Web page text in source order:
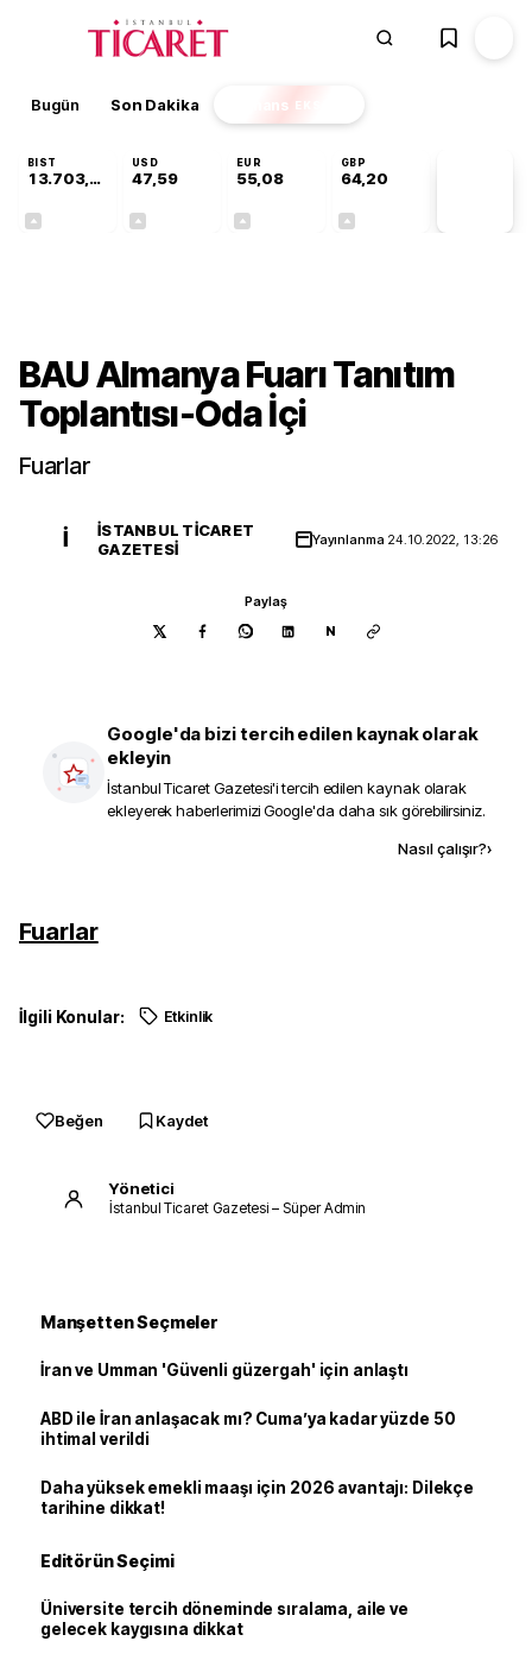
Bugün Son Dakika Finans EKSTRA
BIST
13.703,13
USD
47,59
EUR
55,08
GBP
64,20
BAU Almanya Fuarı Tanıtım
Toplantısı-Oda İçi
Fuarlar
İ
İSTANBUL TICARET
GAZETESI
Yayınlanma 24.10.2022, 13:26
Paylaş
N
Google'da bizi tercih edilen kaynak olarak
ekleyin
İstanbul Ticaret Gazetesi'i tercih edilen kaynak olarak
ekleyerek haberlerimizi Google'da daha sık görebilirsiniz.
Nasıl çalışır?›
Fuarlar
İlgili Konular: Etkinlik
Beğen Kaydet
Yönetici
İstanbul Ticaret Gazetesi – Süper Admin
Manşetten Seçmeler
İran ve Umman 'Güvenli güzergah' için anlaştı
ABD ile İran anlaşacak mı? Cuma’ya kadar yüzde 50
ihtimal verildi
Daha yüksek emekli maaşı için 2026 avantajı: Dilekçe
tarihine dikkat!
Editörün Seçimi
Üniversite tercih döneminde sıralama, aile ve
gelecek kaygısına dikkat